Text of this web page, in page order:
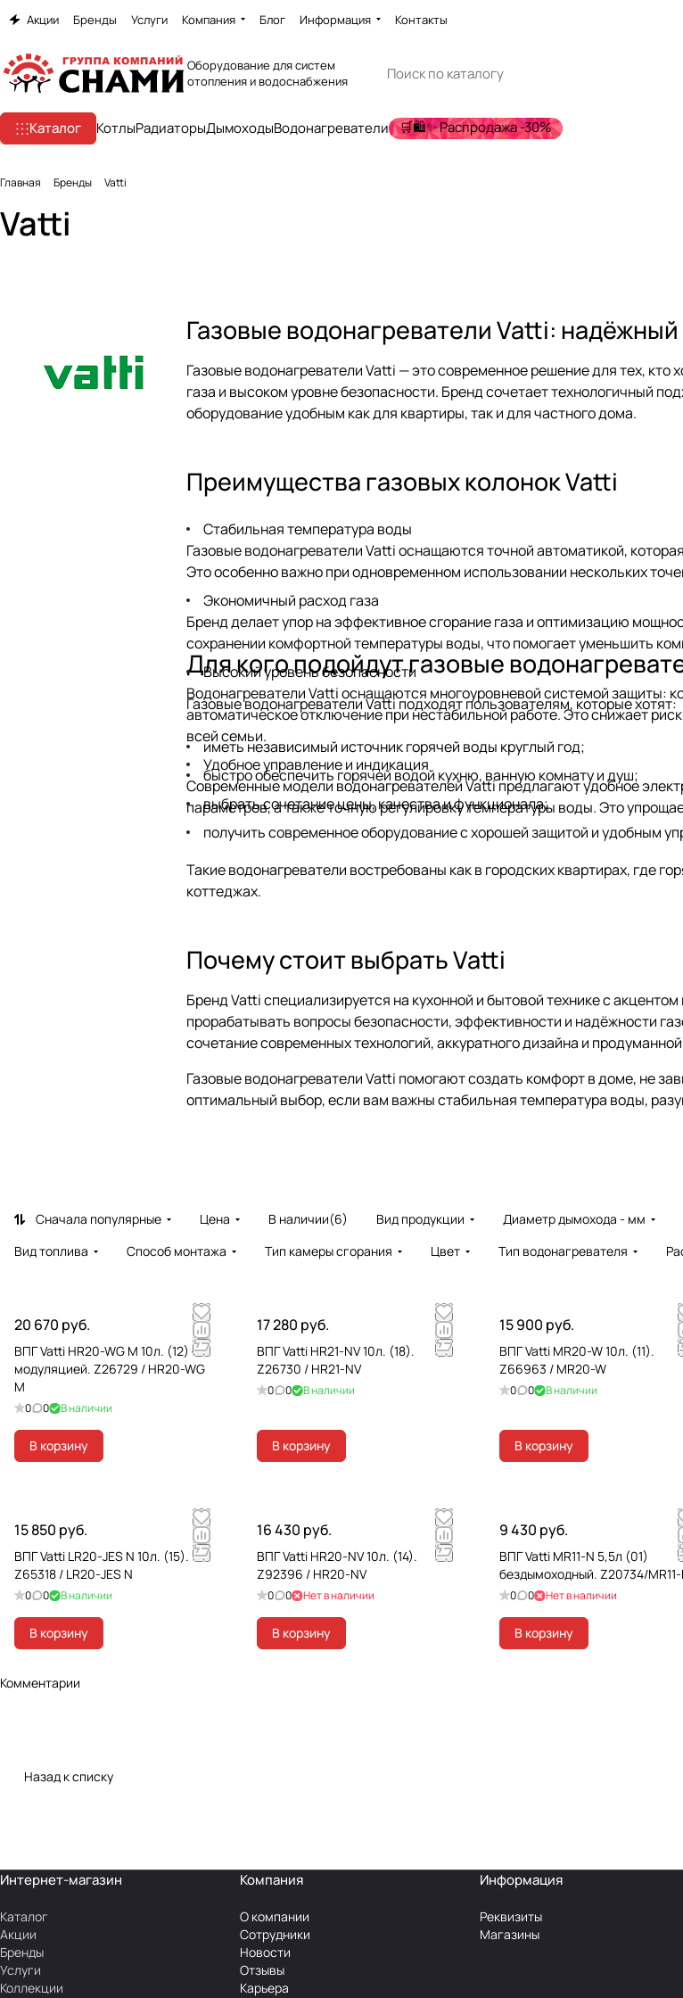
Акции Бренды Услуги Компания Блог Информация Контакты
Оборудование для систем
отопления и водоснабжения
Каталог КотлыРадиаторыДымоходыВодонагреватели 🛒🛍️✨ Распродажа -30%
Главная Бренды Vatti
Vatti
Газовые водонагреватели Vatti:
Газовые водонагреватели Vatti — это современное решение для тех,
газа и высоком уровне безопасности. Бренд сочетает технологичный
оборудование удобным как для квартиры, так и для частного дома.
Преимущества газовых колонок Vatti
Стабильная температура воды
Газовые водонагреватели Vatti оснащаются точной автоматикой,
Это особенно важно при одновременном использовании нескольких
Экономичный расход газа
Бренд делает упор на эффективное сгорание газа и оптимизацию
сохранении комфортной температуры воды, что помогает уменьшить
Высокий уровень безопасности
Водонагреватели Vatti оснащаются многоуровневой системой защиты:
автоматическое отключение при нестабильной работе. Это снижает
всей семьи.
Удобное управление и индикация
Современные модели водонагревателей Vatti предлагают удобное
параметров, а также точную регулировку температуры воды. Это
Для кого подойдут газовые
Газовые водонагреватели Vatti подходят пользователям, которые хотят:
иметь независимый источник горячей воды круглый год;
быстро обеспечить горячей водой кухню, ванную комнату и душ;
выбрать сочетание цены, качества и функционала;
получить современное оборудование с хорошей защитой и удобным
Такие водонагреватели востребованы как в городских квартирах, где
коттеджах.
Почему стоит выбрать Vatti
Бренд Vatti специализируется на кухонной и бытовой технике с
прорабатывать вопросы безопасности, эффективности и надёжности
сочетание современных технологий, аккуратного дизайна и
Газовые водонагреватели Vatti помогают создать комфорт в доме, не
оптимальный выбор, если вам важны стабильная температура воды,
Сначала популярные Цена В наличии(6) Вид продукции Диаметр дымохода - мм
Вид топлива
Способ монтажа Тип камеры сгорания Цвет Тип водонагревателя
20 670 руб.
ВПГ Vatti HR20-WG M 10л. (12) с
модуляцией. Z26729 / HR20-WG
M
0 0 В наличии
В корзину
17 280 руб.
ВПГ Vatti HR21-NV 10л. (18).
Z26730 / HR21-NV
0 0 В наличии
В корзину
15 900 руб.
ВПГ Vatti MR20-W 10л. (11).
Z66963 / MR20-W
0 0 В наличии
В корзину
15 850 руб.
ВПГ Vatti LR20-JES N 10л. (15). 5
Z65318 / LR20-JES N
0 0 В наличии
В корзину
16 430 руб.
ВПГ Vatti HR20-NV 10л. (14).
Z92396 / HR20-NV
0 0 Нет в наличии
В корзину
9 430 руб.
ВПГ Vatti MR11-N 5,5л (01)
бездымоходный. Z20734/MR11-
0 0 Нет в наличии
В корзину
Комментарии
Назад к списку
Интернет-магазин
Каталог
Акции
Бренды
Услуги
Коллекции
Компания
О компании
Сотрудники
Новости
Отзывы
Карьера
Информация
Реквизиты
Магазины